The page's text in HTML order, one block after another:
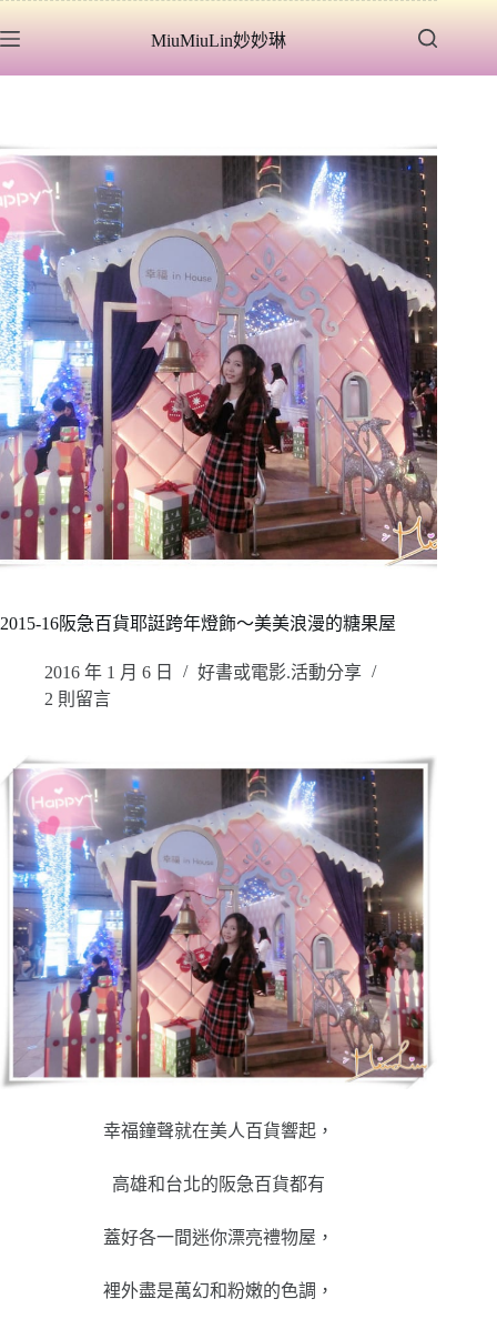
至
容
MiuMiuLin妙妙琳
2015-16阪急百貨耶誔跨年燈飾～美美浪漫的糖果屋
2016 年 1 月 6 日
好書或電影.活動分享
2 則留言
幸福鐘聲就在美人百貨響起，
高雄和台北的阪急百貨都有
蓋好各一間迷你漂亮禮物屋，
裡外盡是萬幻和粉嫩的色調，